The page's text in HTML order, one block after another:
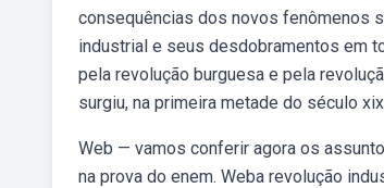
consequências dos novos fenômenos
industrial e seus desdobramentos em
pela revolução burguesa e pela
surgiu, na primeira metade do século
Web — vamos conferir agora os
na prova do enem. Weba revolução